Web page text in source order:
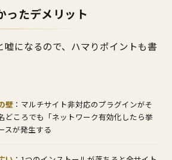
ったデメリット
嘘になるので、ハマりポイントも書
壁 ：マルチサイト非対応のプラグインがそ
どころでも「ネットワーク有効化したら挙
スが発生する